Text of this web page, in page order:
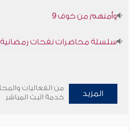
وأمنهم من خوف 9
سلسلة محاضرات نفحات رمضانية
المزيد
من الفعاليات
خدمة البث المباشر